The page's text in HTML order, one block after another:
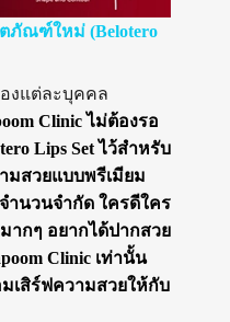
ภัณฑ์ใหม่ (Belotero
งแต่ละบุคคล
Clinic ไม่ต้องรอ
Lips Set ไว้สำหรับ
มสวยแบบพรีเมียม
ำนวนจำกัด ใครดีใคร
ากๆ อยากได้ปากสวย
Clinic เท่านั้น
เสิร์ฟความสวยให้กับ